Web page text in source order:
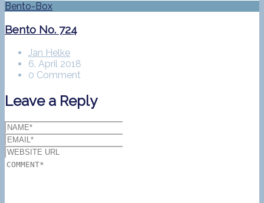
Bento-Box
Bento No. 724
Jan Helke
6. April 2018
0 Comment
Leave a Reply